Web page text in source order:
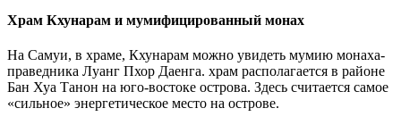
Храм Кхунарам и мумифицированный монах
На Самуи, в храме, Кхунарам можно увидеть мумию монаха-
праведника Луанг Пхор Даенга. храм располагается в районе
Бан Хуа Танон на юго-востоке острова. Здесь считается самое
«сильное» энергетическое место на острове.